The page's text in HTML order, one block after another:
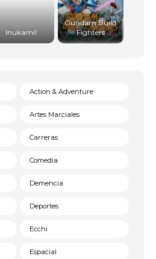
Inukami!
Gundam Build
Fighters
Action & Adventure
Artes Marciales
Carreras
Comedia
Demencia
Deportes
Ecchi
Espacial